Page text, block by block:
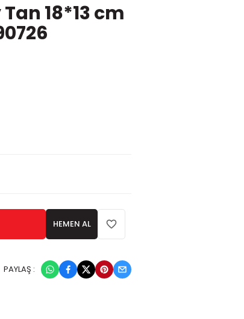
18*13 cm
HEMEN AL
PAYLAŞ :